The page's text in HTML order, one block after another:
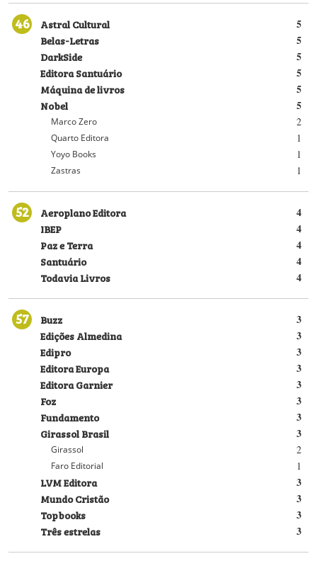
46 5
Astral Cultural
5
Belas-Letras
5
DarkSide
5
Editora Santuário
5
Máquina de livros
5
Nobel
2
Marco Zero
1
Quarto Editora
1
Yoyo Books
1
Zastras
52 4
Aeroplano Editora
4
IBEP
4
Paz e Terra
4
Santuário
4
Todavia Livros
57 3
Buzz
3
Edições Almedina
3
Edipro
3
Editora Europa
3
Editora Garnier
3
Foz
3
Fundamento
3
Girassol Brasil
2
Girassol
1
Faro Editorial
3
LVM Editora
3
Mundo Cristão
3
Topbooks
3
Três estrelas